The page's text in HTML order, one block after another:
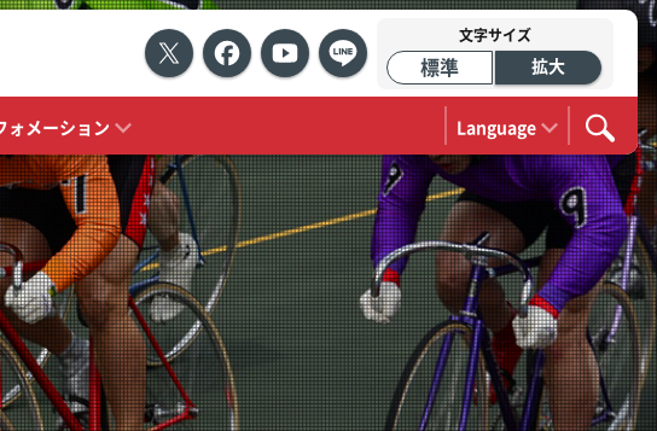
文字サイズ
標準 拡大
ォメーション Language